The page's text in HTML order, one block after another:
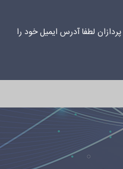
لطفا آدرس ایمیل خود را